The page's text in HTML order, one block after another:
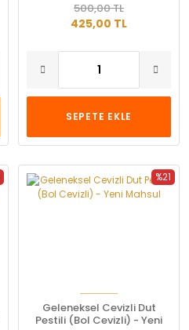
425,00 TL
500,00 TL
SEPETE EKLE
%21
Geleneksel Cevizli Dut
Pestili (Bol Cevizli) - Yeni